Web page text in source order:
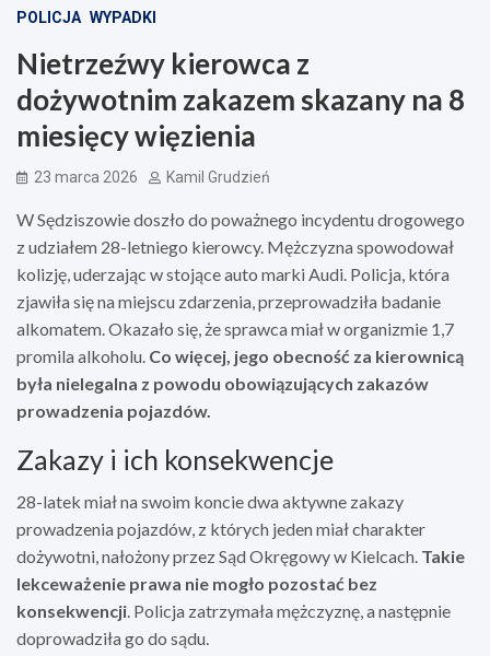
POLICJA WYPADKI
Nietrzeźwy kierowca z
dożywotnim zakazem skazany na 8
miesięcy więzienia
23 marca 2026 Kamil Grudzień
W Sędziszowie doszło do poważnego incydentu drogowego
z udziałem 28-letniego kierowcy. Mężczyzna spowodował
kolizję, uderzając w stojące auto marki Audi. Policja, która
zjawiła się na miejscu zdarzenia, przeprowadziła badanie
alkomatem. Okazało się, że sprawca miał w organizmie 1,7
promila alkoholu. Co więcej, jego obecność za kierownicą
była nielegalna z powodu obowiązujących zakazów
prowadzenia pojazdów.
Zakazy i ich konsekwencje
28-latek miał na swoim koncie dwa aktywne zakazy
prowadzenia pojazdów, z których jeden miał charakter
dożywotni, nałożony przez Sąd Okręgowy w Kielcach. Takie
lekceważenie prawa nie mogło pozostać bez
konsekwencji . Policja zatrzymała mężczyznę, a następnie
doprowadziła go do sądu.